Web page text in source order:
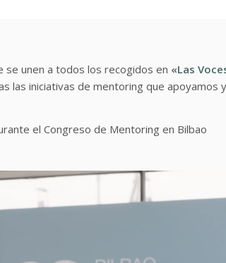
unen a todos los recogidos en «Las
las iniciativas de mentoring que apoyamos y
el Congreso de Mentoring en Bilbao